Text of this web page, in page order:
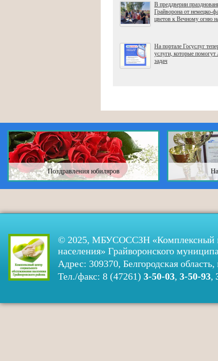
В преддверии
Грайворона от немецко-
цветов к Вечному огню
На портале Госуслуг
услуги, которые
задач
Поздравления юбиляров
© 2025, МБУСОССЗН «Комплексный
населения» Грайворонского
Адрес: 309370, Белгородская
Тел./факс: 8 (47261) 3-50-03, 3-50-93,